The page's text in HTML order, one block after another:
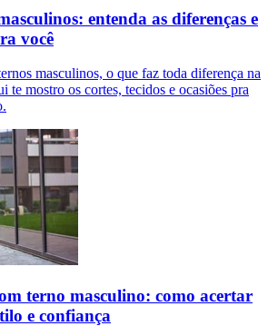
entenda as diferenças e
você
masculinos, o que faz toda diferença na
te mostro os cortes, tecidos e ocasiões pra
terno masculino: como acertar
e confiança